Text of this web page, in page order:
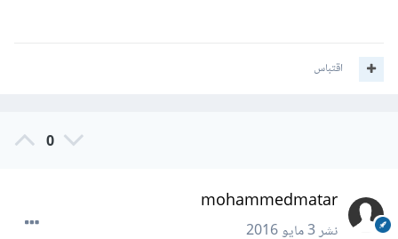
اقتباس
0
mohammedmatar
نشر3 مايو 2016